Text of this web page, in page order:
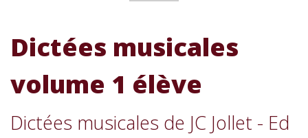
Dictées musicales
volume 1 élève
Dictées musicales de JC Jollet - Ed